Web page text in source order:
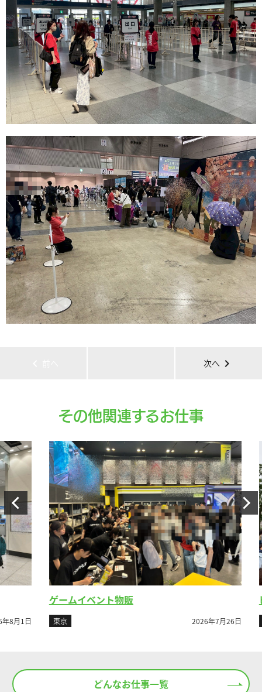
次へ chevron_right
その他関連するお仕事
1日
ゲームイベント物販
2026年7月26日
どんなお仕事一覧